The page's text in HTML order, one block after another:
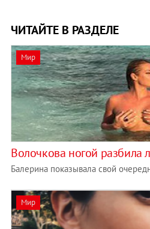
ЧИТАЙТЕ В РАЗДЕЛЕ
Мир
Волочкова ногой разбила
Балерина показывала свой
Мир